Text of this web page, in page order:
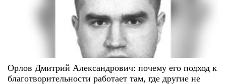
Орлов Дмитрий Александрович: почему его подход к
благотворительности работает там, где другие не